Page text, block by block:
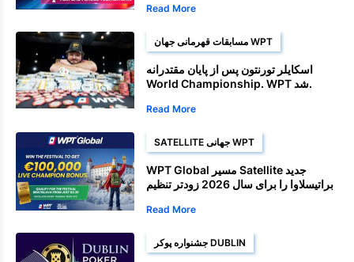
Read More
مسابقات قهرمانی جهان WPT
اسکایلر تورنتون پس از پایان مقتدرانه
World Championship. WPT شد.
Read More
SATELLITE جهانی WPT
WPT Global مسیر Satellite جدید
براتیسلاوا را برای سال 2026 زودتر تنظیم
Read More
جشنواره پوکر DUBLIN